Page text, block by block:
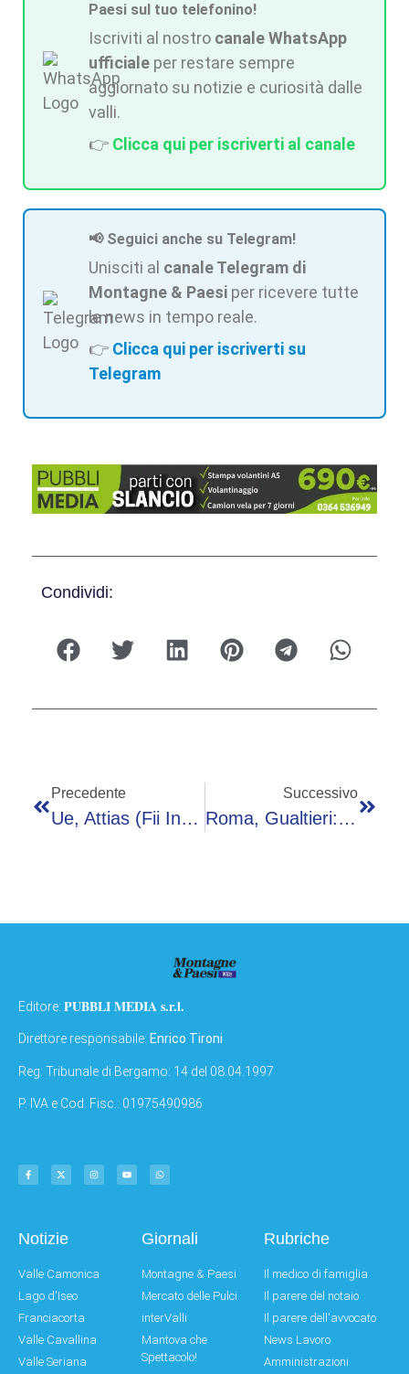
Paesi sul tuo telefonino!
Iscriviti al nostro canale WhatsApp
ufficiale per restare sempre
aggiornato su notizie e curiosità dalle
valli.
👉 Clicca qui per iscriverti al canale
📢 Seguici anche su Telegram!
Unisciti al canale Telegram di
Montagne & Paesi per ricevere tutte
le news in tempo reale.
👉 Clicca qui per iscriverti su
Telegram
Condividi:
Precedente
Ue, Attias (Fii Institute): “Europa Si Trova A Un Punto Di Svolta”
Successivo
Roma, Gualtieri: “Non Solo Meta Per Patrimonio Artistico Ma Anche Hub Per Tecnologia E Innovazione”
Editore: PUBBLI MEDIA s.r.l.
Direttore responsabile: Enrico Tironi
Reg: Tribunale di Bergamo: 14 del 08.04.1997
P. IVA e Cod. Fisc.: 01975490986
Notizie
Valle Camonica
Lago d'Iseo
Franciacorta
Valle Cavallina
Valle Seriana
Giornali
Montagne & Paesi
Mercato delle Pulci
interValli
Mantova che
Spettacolo!
Rubriche
Il medico di famiglia
Il parere del notaio
Il parere dell'avvocato
News Lavoro
Amministrazioni